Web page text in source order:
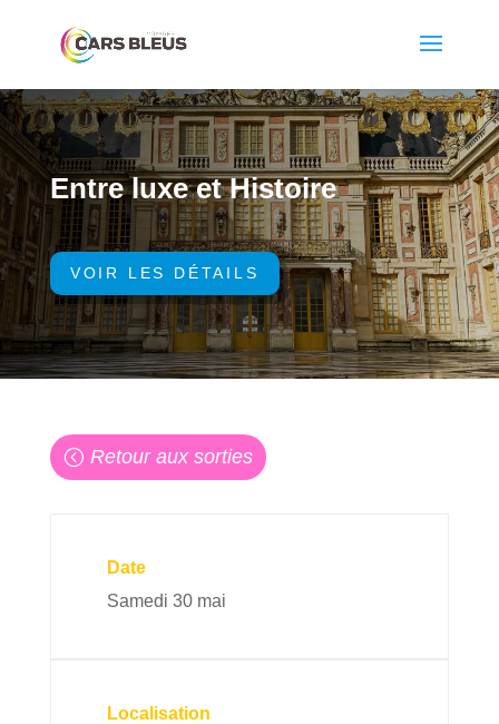
Entre luxe et Histoire
VOIR LES DÉTAILS
Retour aux sorties
Date
Samedi 30 mai
Localisation